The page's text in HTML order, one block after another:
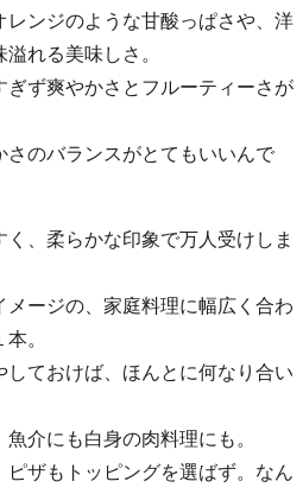
レンジのような甘酸っぱさや、洋
れる美味しさ。
ず爽やかさとフルーティーさが
のバランスがとてもいいんで
、柔らかな印象で万人受けしま
ージの、家庭料理に幅広く合わ
。
ておけば、ほんとに何なり合い
介にも白身の肉料理にも。
ザもトッピングを選ばず。なん